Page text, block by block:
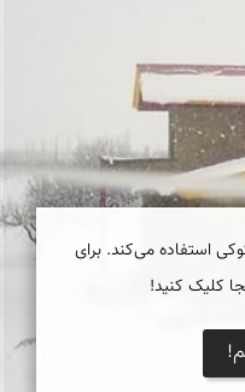
استفاده می‌کند. برای
کلیک کنید!